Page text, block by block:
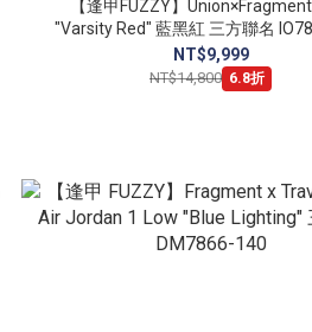
【逢甲FUZZY】
"Varsity Red"
NT$9,999
NT$14,800 6.8折